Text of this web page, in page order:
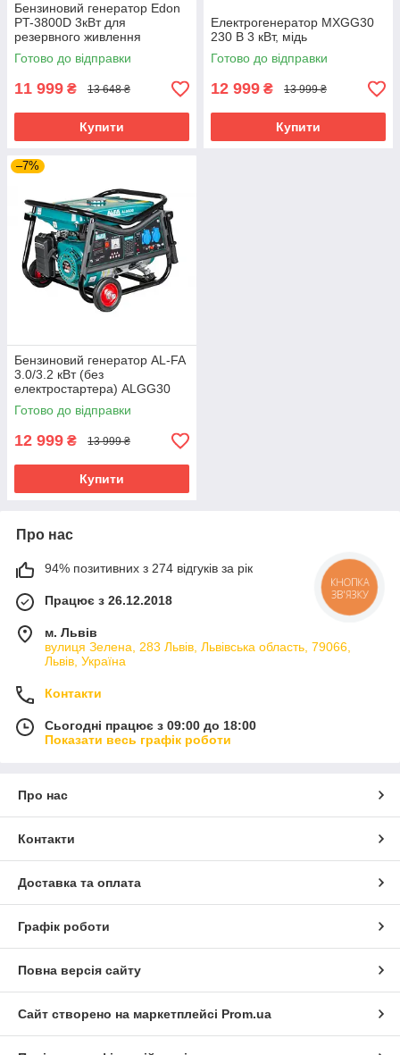
Бензиновий генератор Edon
PT-3800D 3кВт для
резервного живлення
обладнання та інструментів
Готово до відправки
11 999 ₴ 13 648 ₴
Купити
Електрогенератор MXGG30
230 В 3 кВт, мідь
Готово до відправки
12 999 ₴ 13 999 ₴
Купити
–7%
Бензиновий генератор AL-FA
3.0/3.2 кВт (без
електростартера) ALGG30
Готово до відправки
12 999 ₴ 13 999 ₴
Купити
Про нас
94% позитивних з 274 відгуків за рік
Працює з 26.12.2018
м. Львів
вулиця Зелена, 283 Львів, Львівська область, 79066,
Львів, Україна
Контакти
Сьогодні працює з 09:00 до 18:00
Показати весь графік роботи
Про нас
Контакти
Доставка та оплата
Графік роботи
Повна версія сайту
Сайт створено на маркетплейсі Prom.ua
КНОПКА
ЗВ'ЯЗКУ